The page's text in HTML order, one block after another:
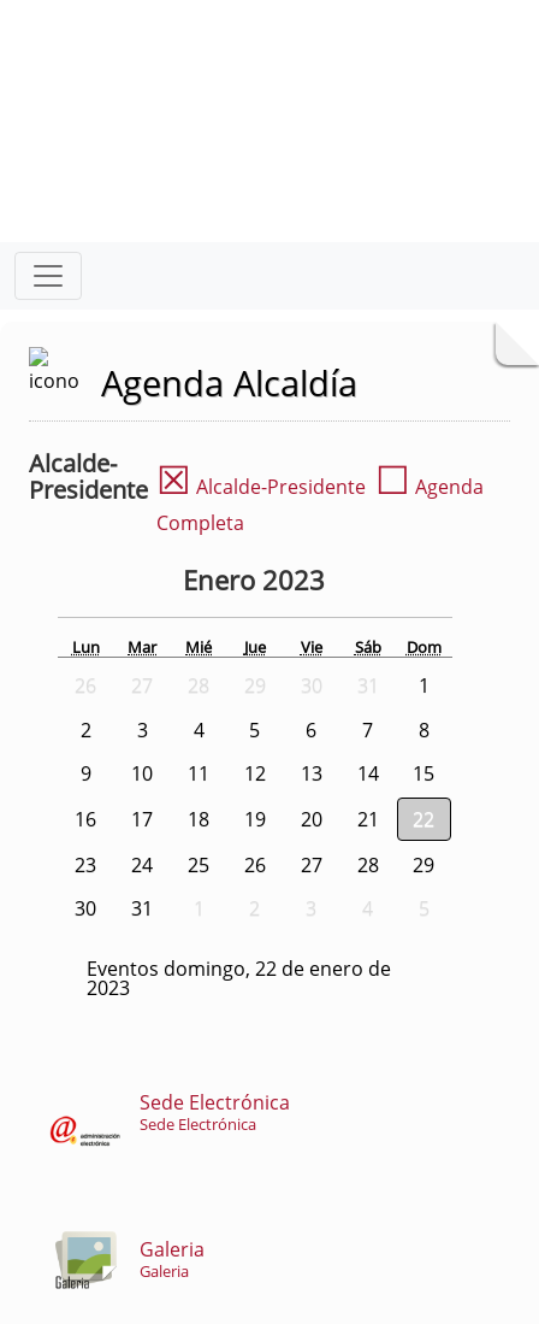
Agenda Alcaldía
Alcalde-
Presidente ☒ Alcalde-Presidente ☐ Agenda
Completa
Enero 2023
Lun Mar Mié Jue Vie Sáb Dom
26 27 28 29 30 31
1
2
3 4 5 6 7
8
9
10 11 12 13 14
15
16
17 18 19 20 21
22
23
24 25 26 27 28
29
30
31 1 2 3 4 5
Eventos domingo, 22 de enero de
2023
Sede Electrónica
Sede Electrónica
Galeria
Galeria